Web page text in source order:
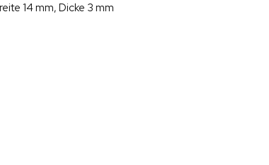
14 mm, Dicke 3 mm